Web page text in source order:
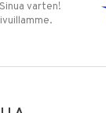
varten!